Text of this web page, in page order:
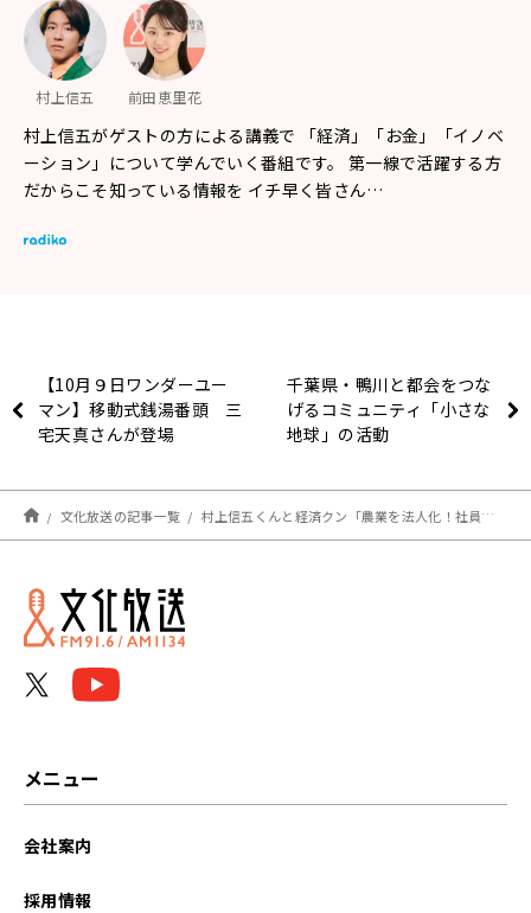
村上信五 前田恵里花
村上信五がゲストの方による講義で 「経済」「お金」「イノベ
ーション」について学んでいく番組です。 第一線で活躍する方
だからこそ知っている情報を イチ早く皆さん…
【10月９日ワンダーユー
マン】移動式銭湯番頭 三
宅天真さんが登場
千葉県・鴨川と都会をつな
げるコミュニティ「小さな
地球」の活動
文化放送の記事一覧 村上信五くんと経済クン「農業を法人化！社員の年収1000万円を目指す“中森農産”とは？」
メニュー
会社案内
採用情報